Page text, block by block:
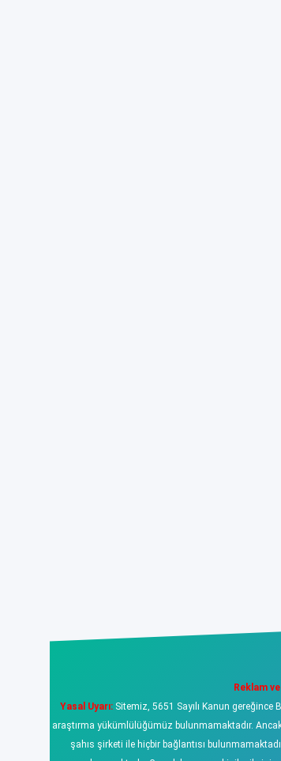
Reklam
Yasal Uyarı:Sitemiz, 5651 Sayılı Kanun gereğince
araştırma yükümlülüğümüz bulunmamaktadır.
şahıs şirketi ile hiçbir bağlantısı